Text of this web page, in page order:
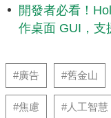
開發者必看！
作桌面 GUI，支
#廣告 #舊金山
#焦慮 #人工智慧